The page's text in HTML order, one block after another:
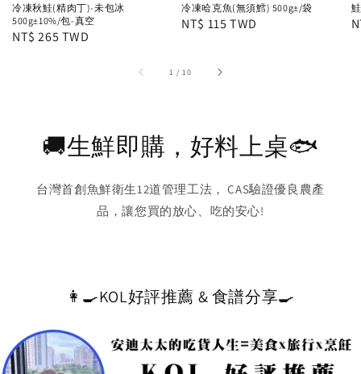
冷凍秋鮭(精肉丁)-未包冰
500g±10%/包-真空
Regular
NT$ 265 TWD
冷凍哈克魚(無須鱈) 500g±/袋
Regular
NT$ 115 TWD
1 /10
🚚生鮮即購，好料上桌🐟
台灣首創魚鮮衛生12道管理工法， CAS驗證優良農產
品，讓您買的放心、吃的安心!
👩‍🍳KOL好評推薦 & 食譜分享🍳